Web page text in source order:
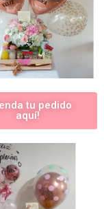
tu pedido
aquí!